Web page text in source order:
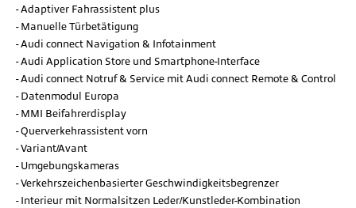
Adaptiver Fahrassistent plus
Manuelle Türbetätigung
Audi connect Navigation & Infotainment
Audi Application Store und Smartphone-Interface
Audi connect Notruf & Service mit Audi connect Remote & Control
Datenmodul Europa
MMI Beifahrerdisplay
Querverkehrassistent vorn
Variant/Avant
Umgebungskameras
Verkehrszeichenbasierter Geschwindigkeitsbegrenzer
Interieur mit Normalsitzen Leder/Kunstleder-Kombination